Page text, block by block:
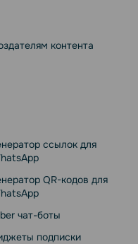
контента
ссылок для
QR-кодов для
чат-боты
подписки